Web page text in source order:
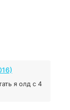
я олд с 4